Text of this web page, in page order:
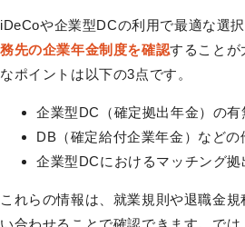
iDeCoや企業型DCの利用で最適な選
務先の企業年金制度を確認することが
なポイントは以下の3点です。
企業型DC（確定拠出年金）の有
DB（確定給付企業年金）など
企業型DCにおけるマッチング拠
これらの情報は、就業規則や退職金
い合わせることで確認できます。で